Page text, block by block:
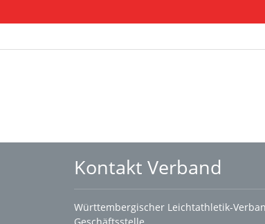
Kontakt Verband
Württembergischer Leichtathletik-